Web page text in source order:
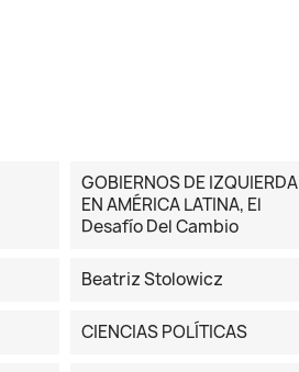
GOBIERNOS DE IZQUIERDA
EN AMÉRICA LATINA, El
Desafío Del Cambio
Beatriz Stolowicz
CIENCIAS POLÍTICAS